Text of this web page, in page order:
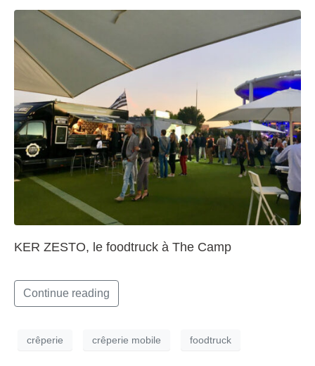
KER ZESTO, le foodtruck à The Camp
Continue reading
crêperie crêperie mobile foodtruck